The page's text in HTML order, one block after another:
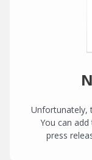
Unfortunately,
You can
press